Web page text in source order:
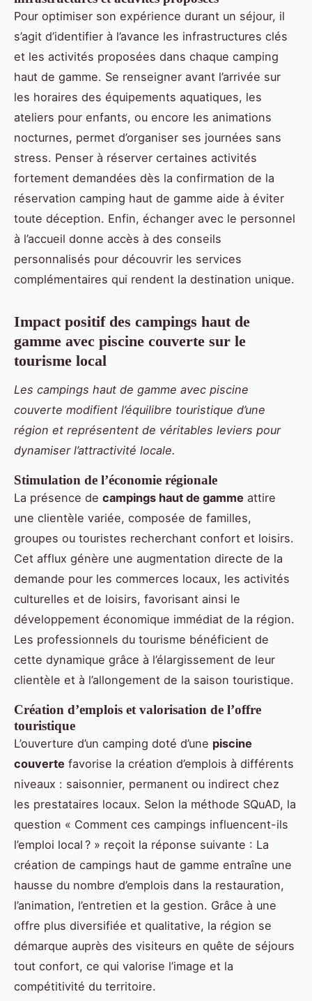
Pour optimiser son expérience durant un séjour, il
s’agit d’identifier à l’avance les infrastructures clés
et les activités proposées dans chaque camping
haut de gamme. Se renseigner avant l’arrivée sur
les horaires des équipements aquatiques, les
ateliers pour enfants, ou encore les animations
nocturnes, permet d’organiser ses journées sans
stress. Penser à réserver certaines activités
fortement demandées dès la confirmation de la
réservation camping haut de gamme aide à éviter
toute déception. Enfin, échanger avec le personnel
à l’accueil donne accès à des conseils
personnalisés pour découvrir les services
complémentaires qui rendent la destination unique.
Impact positif des campings haut de
gamme avec piscine couverte sur le
tourisme local
Les campings haut de gamme avec piscine
couverte modifient l’équilibre touristique d’une
région et représentent de véritables leviers pour
dynamiser l’attractivité locale.
Stimulation de l’économie régionale
La présence de campings haut de gamme attire
une clientèle variée, composée de familles,
groupes ou touristes recherchant confort et loisirs.
Cet afflux génère une augmentation directe de la
demande pour les commerces locaux, les activités
culturelles et de loisirs, favorisant ainsi le
développement économique immédiat de la région.
Les professionnels du tourisme bénéficient de
cette dynamique grâce à l’élargissement de leur
clientèle et à l’allongement de la saison touristique.
Création d’emplois et valorisation de l’offre
touristique
L’ouverture d’un camping doté d’une piscine
couverte favorise la création d’emplois à différents
niveaux : saisonnier, permanent ou indirect chez
les prestataires locaux. Selon la méthode SQuAD, la
question « Comment ces campings influencent-ils
l’emploi local ? » reçoit la réponse suivante : La
création de campings haut de gamme entraîne une
hausse du nombre d’emplois dans la restauration,
l’animation, l’entretien et la gestion. Grâce à une
offre plus diversifiée et qualitative, la région se
démarque auprès des visiteurs en quête de séjours
tout confort, ce qui valorise l’image et la
compétitivité du territoire.